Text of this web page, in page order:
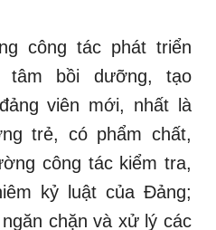
công tác phát triển
tâm bồi dưỡng, tạo
viên mới, nhất là
trẻ, có phẩm chất,
công tác kiểm tra,
kỷ luật của Đảng;
chặn và xử lý các